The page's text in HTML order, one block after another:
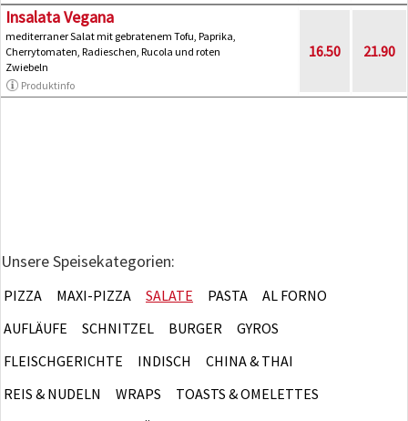
Insalata Vegana
mediterraner Salat mit gebratenem Tofu, Paprika,
Cherrytomaten, Radieschen, Rucola und roten
Zwiebeln
Produktinfo
16.50 21.90
Unsere Speisekategorien:
PIZZA MAXI-PIZZA SALATE PASTA
AL FORNO
AUFLÄUFE
SCHNITZEL BURGER
GYROS
FLEISCHGERICHTE
INDISCH
CHINA & THAI
REIS & NUDELN
WRAPS
TOASTS & OMELETTES